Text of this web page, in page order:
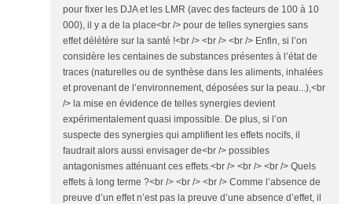
pour fixer les DJA et les LMR (avec des facteurs de 100 à 10
000), il y a de la place<br /> pour de telles synergies sans
effet délétère sur la santé !<br /> <br /> <br /> Enfin, si l’on
considère les centaines de substances présentes à l’état de
traces (naturelles ou de synthèse dans les aliments, inhalées
et provenant de l’environnement, déposées sur la peau...),<br
/> la mise en évidence de telles synergies devient
expérimentalement quasi impossible. De plus, si l’on
suspecte des synergies qui amplifient les effets nocifs, il
faudrait alors aussi envisager de<br /> possibles
antagonismes atténuant ces effets.<br /> <br /> <br /> Quels
effets à long terme ?<br /> <br /> <br /> Comme l’absence de
preuve d’un effet n’est pas la preuve d’une absence d’effet, il